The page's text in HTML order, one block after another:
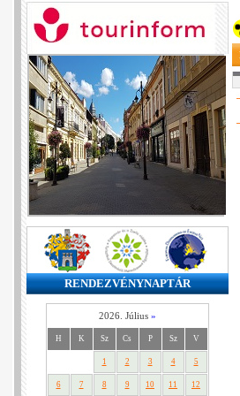
RENDEZVÉNYNAPTÁR
2026. Július »
H K Sz Cs P Sz V
1 2 3 4 5
6 7 8 9 10 11 12